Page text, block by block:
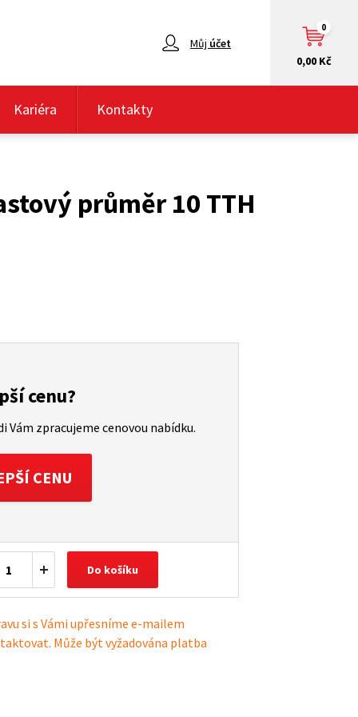
0,00 Kč
0
Můj účet
Kariéra Kontakty
průměr 10 TTH
cenu?
Vám zpracujeme cenovou nabídku.
CENU
Do košíku
si s Vámi upřesníme e-mailem
Může být vyžadována platba